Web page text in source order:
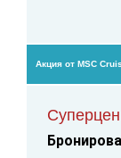
Акция от MSC